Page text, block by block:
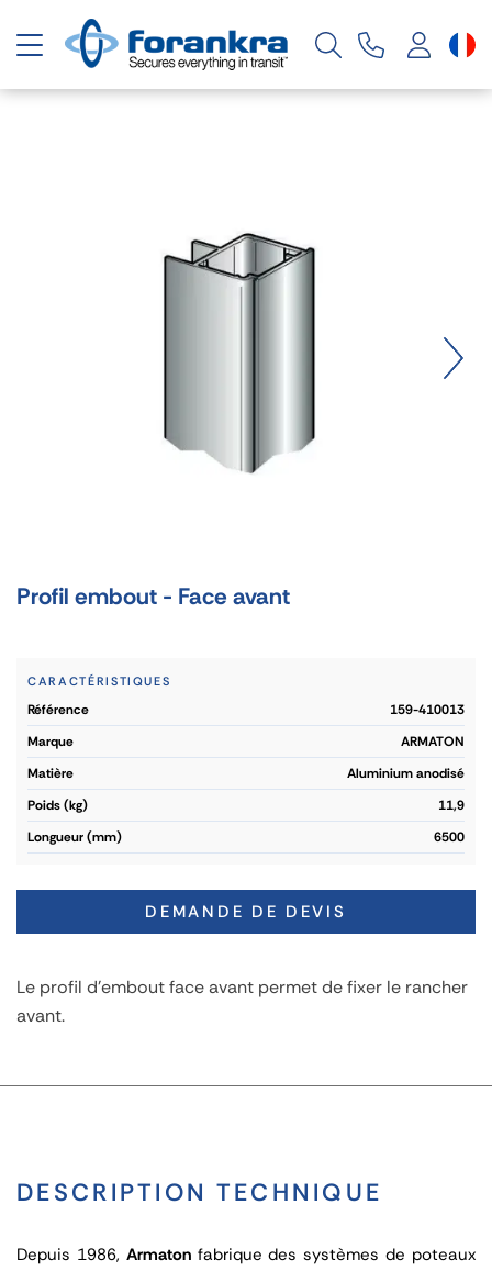
Basculer la navigation
Profil embout - Face avant
CARACTÉRISTIQUES
référence
159-410013
marque
ARMATON
matière
Aluminium anodisé
poids (kg)
11,9
longueur (mm)
6500
DEMANDE DE DEVIS
Le profil d'embout face avant permet de fixer le rancher
avant.
DESCRIPTION TECHNIQUE
Depuis 1986, Armatonfabrique des systèmes de poteaux